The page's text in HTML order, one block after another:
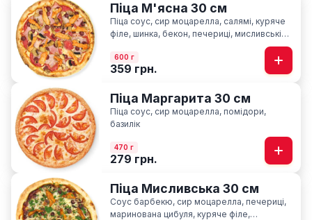
Піца М'ясна 30 см
Піца соус, сир моцарелла, салямі, куряче
філе, шинка, бекон, печериці, мисливські
600 г
359 грн.
Піца Маргарита 30 см
Піца соус, сир моцарелла, помідори,
базилік
470 г
279 грн.
Піца Мисливська 30 см
Соус барбекю, сир моцарелла, печериці,
маринована цибуля, куряче філе,